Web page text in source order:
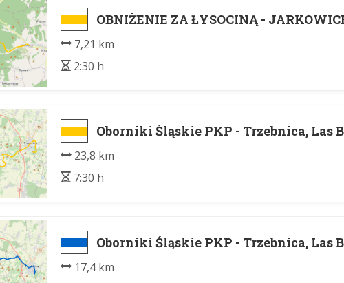
OBNIŻENIE ZA ŁYSOCINĄ -
7,21 km
2:30 h
Oborniki Śląskie PKP - Trzebnica, Las
23,8 km
7:30 h
Oborniki Śląskie PKP - Trzebnica, Las
17,4 km